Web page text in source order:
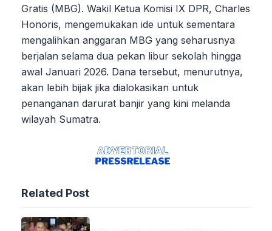
Gratis (MBG). Wakil Ketua Komisi IX DPR, Charles
Honoris, mengemukakan ide untuk sementara
mengalihkan anggaran MBG yang seharusnya
berjalan selama dua pekan libur sekolah hingga
awal Januari 2026. Dana tersebut, menurutnya,
akan lebih bijak jika dialokasikan untuk
penanganan darurat banjir yang kini melanda
wilayah Sumatra.
Related Post